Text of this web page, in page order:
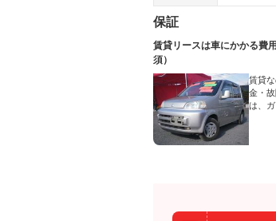
保証
賃貸リースは車にかかる費
須）
賃貸
金・
は、